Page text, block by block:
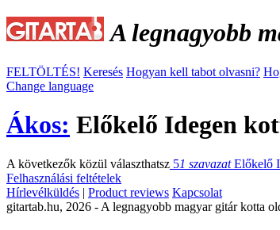
A legnagyobb
FELTÖLTÉS! Keresés Hogyan kell tabot olvasni?
Change language
Ákos: Előkelő Idegen
A következők közül választhatsz 51 szavazatElőkelő
Felhasználási feltételek
Hírlevélküldés | Product reviews Kapcsolat
gitartab.hu, 2026 - A legnagyobb magyar gitár kotta